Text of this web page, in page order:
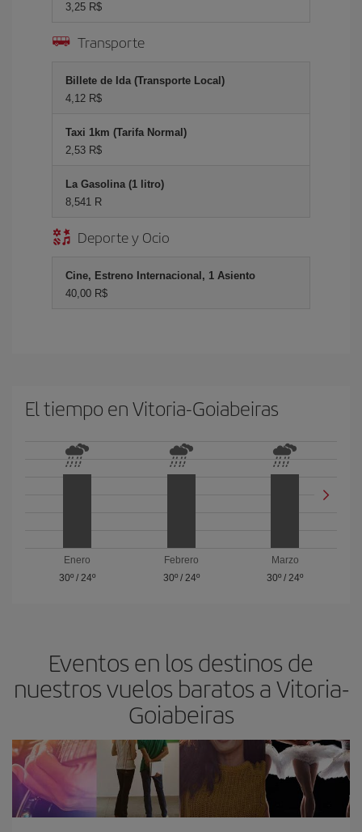
3,25 R$
Transporte
Billete de Ida (Transporte Local)
4,12 R$
Taxi 1km (Tarifa Normal)
2,53 R$
La Gasolina (1 litro)
8,541 R
Deporte y Ocio
Cine, Estreno Internacional, 1 Asiento
40,00 R$
El tiempo en Vitoria-Goiabeiras
Enero
30º/ 24º
Febrero
30º/ 24º
Marzo
30º / 24º
Eventos en los destinos de
nuestros vuelos baratos a Vitoria-
Goiabeiras